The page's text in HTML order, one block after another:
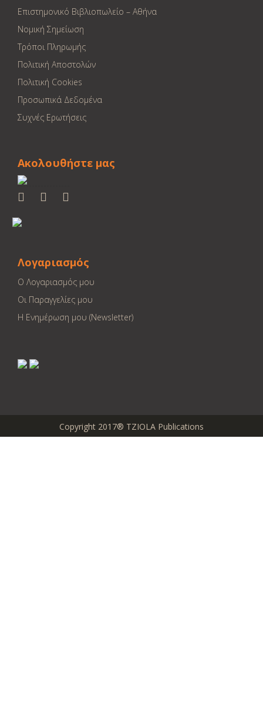
Επιστημονικό Βιβλιοπωλείο – Αθήνα
Νομική Σημείωση
Τρόποι Πληρωμής
Πολιτική Αποστολών
Πολιτική Cookies
Προσωπικά Δεδομένα
Συχνές Ερωτήσεις
Ακολουθήστε μας
Λογαριασμός
Ο Λογαριασμός μου
Οι Παραγγελίες μου
Η Ενημέρωση μου (Newsletter)
Copyright 2017® TZIOLA Publications